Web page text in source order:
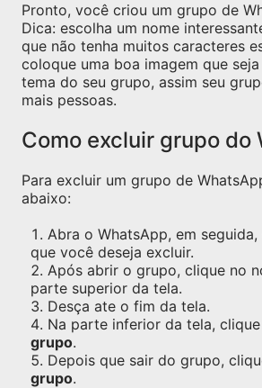
Pronto, você criou um grupo de
Dica: escolha um nome
que não tenha muitos caracteres
coloque uma boa imagem que
tema do seu grupo, assim seu
mais pessoas.
Como excluir grupo do
Para excluir um grupo de
abaixo:
Abra o WhatsApp, em
que você deseja excluir.
Após abrir o grupo, clique no
parte superior da tela.
Desça ate o fim da tela.
Na parte inferior da tela,
grupo.
Depois que sair do grupo,
grupo.